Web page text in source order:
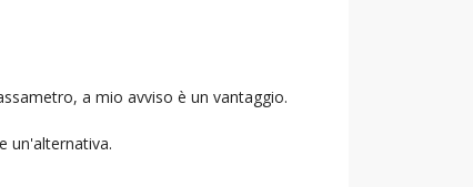
a mio avviso è un vantaggio.
un'alternativa.